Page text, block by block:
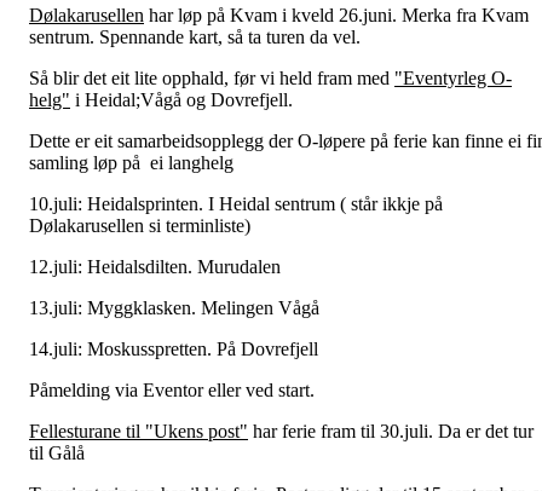
Dølakarusellen har løp på Kvam i kveld 26.juni. Merka fra Kvam
sentrum. Spennande kart, så ta turen da vel.
Så blir det eit lite opphald, før vi held fram med "Eventyrleg O-
helg" i Heidal;Vågå og Dovrefjell.
Dette er eit samarbeidsopplegg der O-løpere på ferie kan finne ei
samling løp på ei langhelg
10.juli: Heidalsprinten. I Heidal sentrum ( står ikkje på
Dølakarusellen si terminliste)
12.juli: Heidalsdilten. Murudalen
13.juli: Myggklasken. Melingen Vågå
14.juli: Moskusspretten. På Dovrefjell
Påmelding via Eventor eller ved start.
Fellesturane til "Ukens post" har ferie fram til 30.juli. Da er det tur
til Gålå